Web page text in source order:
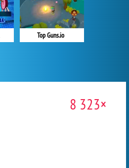
Top Guns.io
8 323×